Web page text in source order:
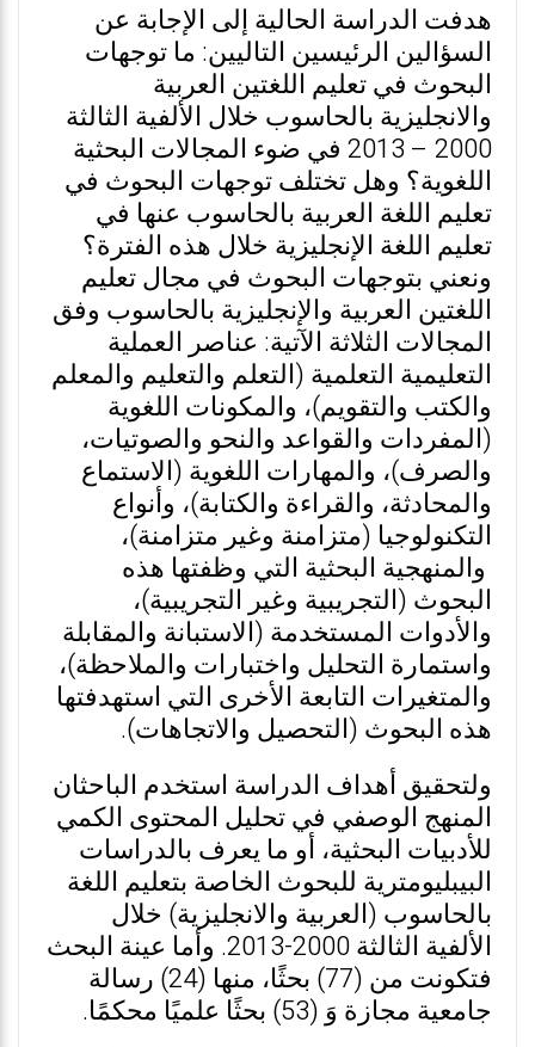
هدفت الدراسة الحالية إلى الإجابة عن
السؤالين الرئيسين التاليين: ما توجهات
البحوث في تعليم اللغتين العربية
والانجليزية بالحاسوب خلال الألفية الثالثة
2000 – 2013 في ضوء المجالات البحثية
اللغوية؟ وهل تختلف توجهات البحوث في
تعليم اللغة العربية بالحاسوب عنها في
تعليم اللغة الإنجليزية خلال هذه الفترة؟
ونعني بتوجهات البحوث في مجال تعليم
اللغتين العربية والإنجليزية بالحاسوب وفق
المجالات الثلاثة الآتية: عناصر العملية
التعليمية التعلمية (التعلم والتعليم والمعلم
والكتب والتقويم)، والمكونات اللغوية
(المفردات والقواعد والنحو والصوتيات،
والصرف)، والمهارات اللغوية (الاستماع
والمحادثة، والقراءة والكتابة)، وأنواع
التكنولوجيا (متزامنة وغير متزامنة)،
والمنهجية البحثية التي وظفتها هذه
البحوث (التجريبية وغير التجريبية)،
والأدوات المستخدمة (الاستبانة والمقابلة
واستمارة التحليل واختبارات والملاحظة)،
والمتغيرات التابعة الأخرى التي استهدفتها
هذه البحوث (التحصيل والاتجاهات).
ولتحقيق أهداف الدراسة استخدم الباحثان
المنهج الوصفي في تحليل المحتوى الكمي
للأدبيات البحثية، أو ما يعرف بالدراسات
البيبليومترية للبحوث الخاصة بتعليم اللغة
بالحاسوب (العربية والانجليزية) خلال
الألفية الثالثة 2000-2013. وأما عينة البحث
فتكونت من (77) بحثًا، منها (24) رسالة
جامعية مجازة وَ (53) بحثًا علميًا محكمًا.